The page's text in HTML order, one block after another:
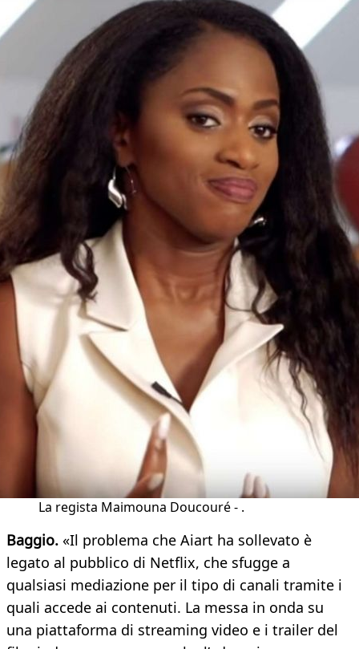
La regista Maimouna Doucouré - .
Baggio. «Il problema che Aiart ha sollevato è
legato al pubblico di Netflix, che sfugge a
qualsiasi mediazione per il tipo di canali tramite i
quali accede ai contenuti. La messa in onda su
una piattaforma di streaming video e i trailer del